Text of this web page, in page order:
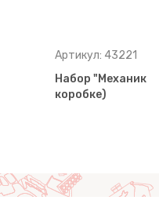
Артикул: 43221
Набор "Механик-
коробке)